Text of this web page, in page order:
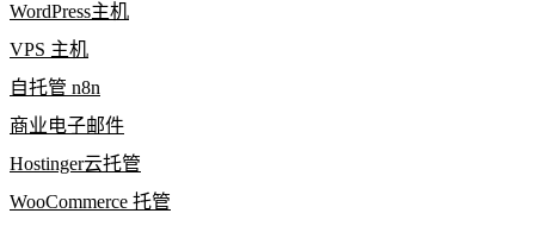
WordPress主机
VPS 主机
自托管 n8n
商业电子邮件
Hostinger云托管
WooCommerce 托管